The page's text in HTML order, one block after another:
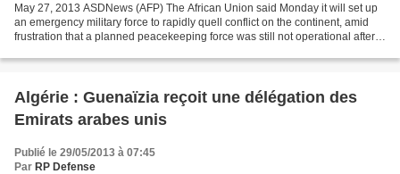
May 27, 2013 ASDNews (AFP) The African Union said Monday it will set up
an emergency military force to rapidly quell conflict on the continent, amid
frustration that a planned peacekeeping force was still not operational after a
Algérie : Guenaïzia reçoit une délégation des
Emirats arabes unis
Publié le 29/05/2013 à 07:45
Par RP Defense